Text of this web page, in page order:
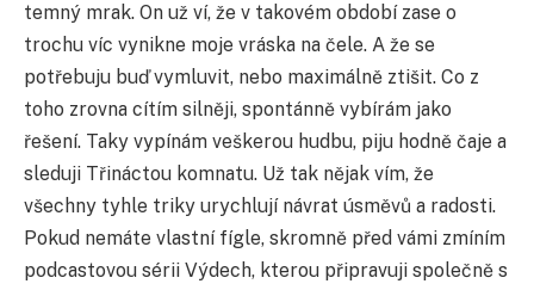
temný mrak. On už ví, že v takovém období zase o
trochu víc vynikne moje vráska na čele. A že se
potřebuju buď vymluvit, nebo maximálně ztišit. Co z
toho zrovna cítím silněji, spontánně vybírám jako
řešení. Taky vypínám veškerou hudbu, piju hodně čaje a
sleduji Třináctou komnatu. Už tak nějak vím, že
všechny tyhle triky urychlují návrat úsměvů a radosti.
Pokud nemáte vlastní fígle, skromně před vámi zmíním
podcastovou sérii Výdech, kterou připravuji společně s